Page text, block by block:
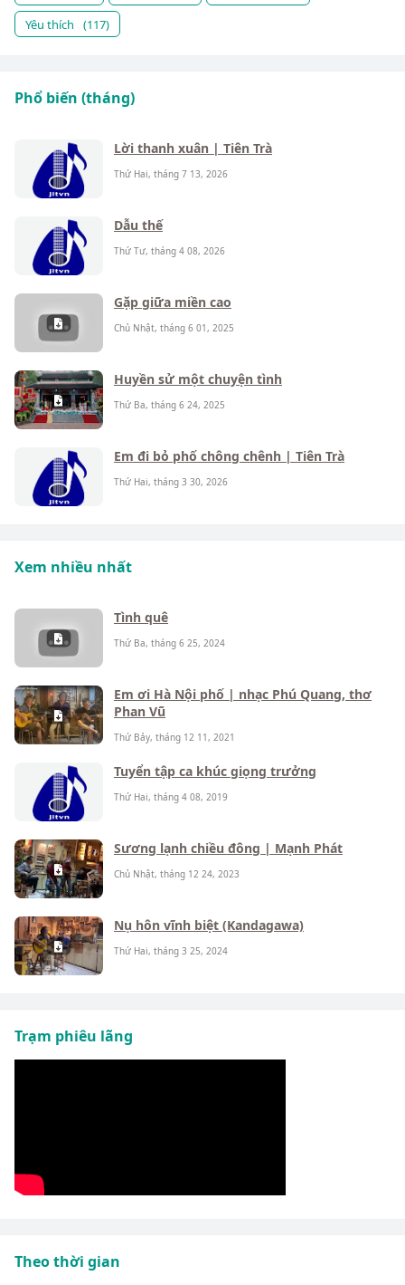
Yêu thích
(117)
Phổ biến (tháng)
Lời thanh xuân | Tiên Trà
Thứ Hai, tháng 7 13, 2026
Dẫu thế
Thứ Tư, tháng 4 08, 2026
Gặp giữa miền cao
Chủ Nhật, tháng 6 01, 2025
Huyền sử một chuyện tình
Thứ Ba, tháng 6 24, 2025
Em đi bỏ phố chông chênh | Tiên Trà
Thứ Hai, tháng 3 30, 2026
Xem nhiều nhất
Tình quê
Thứ Ba, tháng 6 25, 2024
Em ơi Hà Nội phố | nhạc Phú Quang, thơ
Phan Vũ
Thứ Bảy, tháng 12 11, 2021
Tuyển tập ca khúc giọng trưởng
Thứ Hai, tháng 4 08, 2019
Sương lạnh chiều đông | Mạnh Phát
Chủ Nhật, tháng 12 24, 2023
Nụ hôn vĩnh biệt (Kandagawa)
Thứ Hai, tháng 3 25, 2024
Trạm phiêu lãng
Theo thời gian